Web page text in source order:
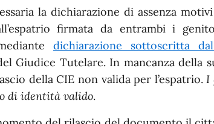
la dichiarazione di assenza
firmata da entrambi i
dichiarazione sottoscritta
Giudice Tutelare. In mancanza della
della CIE non valida per l’espatrio.I
di identità valido.